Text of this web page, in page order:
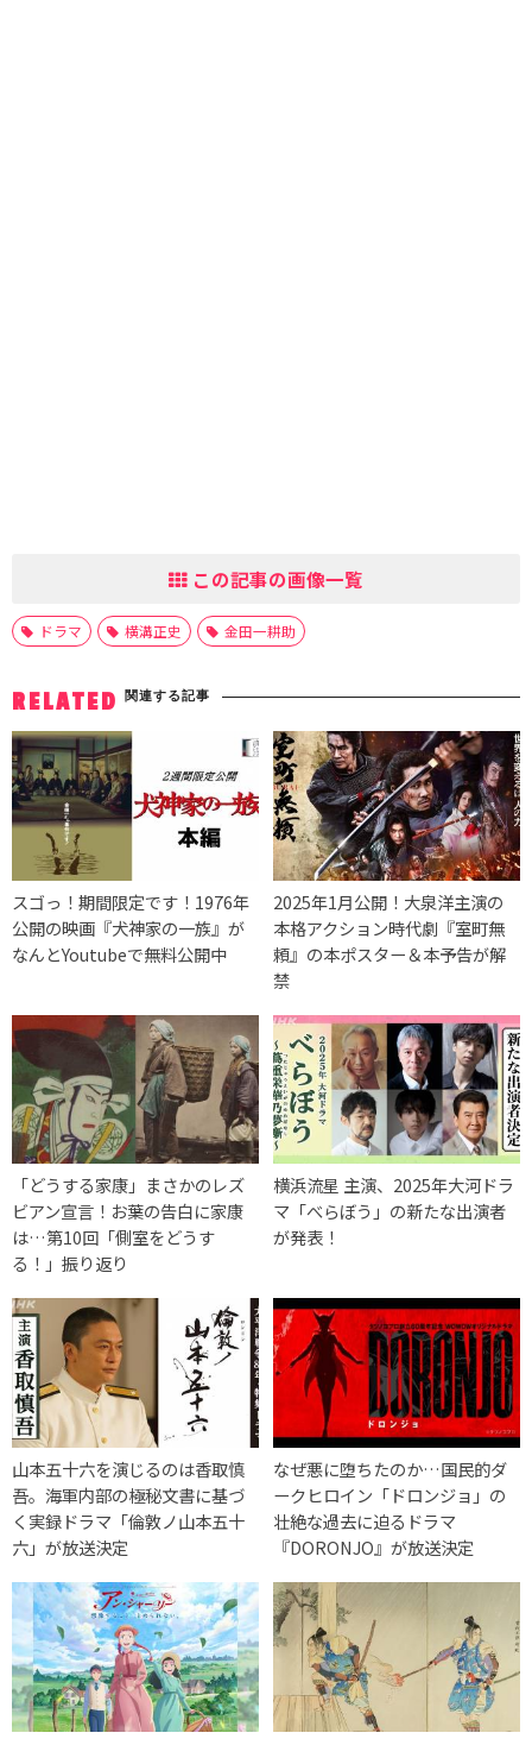
この記事の画像一覧
ドラマ 横溝正史 金田一耕助
RELATED 関連する記事
スゴっ！期間限定です！1976年
公開の映画『犬神家の一族』が
なんとYoutubeで無料公開中
2025年1月公開！大泉洋主演の
本格アクション時代劇『室町無
頼』の本ポスター＆本予告が解
禁
「どうする家康」まさかのレズ
ビアン宣言！お葉の告白に家康
は…第10回「側室をどうす
る！」振り返り
横浜流星 主演、2025年大河ドラ
マ「べらぼう」の新たな出演者
が発表！
山本五十六を演じるのは香取慎
吾。海軍内部の極秘文書に基づ
く実録ドラマ「倫敦ノ山本五十
六」が放送決定
なぜ悪に堕ちたのか…国民的ダ
ークヒロイン「ドロンジョ」の
壮絶な過去に迫るドラマ
『DORONJO』が放送決定